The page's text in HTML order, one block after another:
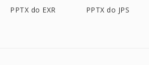
PPTX do EXR PPTX do JPS